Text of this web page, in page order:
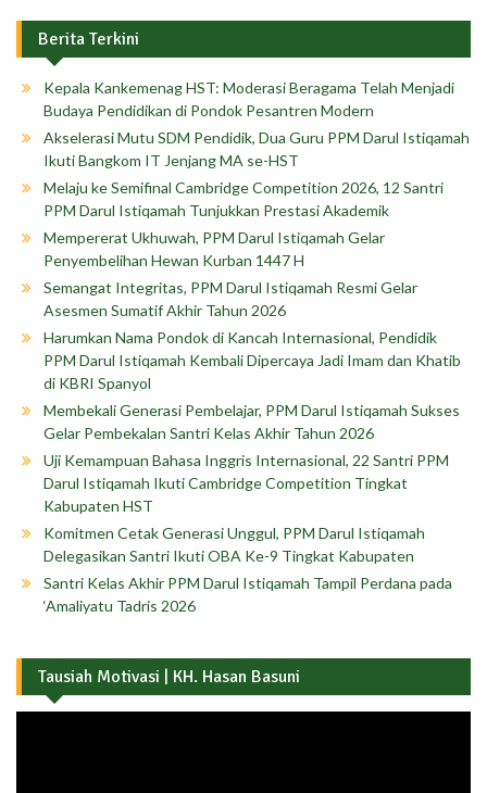
Berita Terkini
Kepala Kankemenag HST: Moderasi Beragama Telah Menjadi
Budaya Pendidikan di Pondok Pesantren Modern
Akselerasi Mutu SDM Pendidik, Dua Guru PPM Darul Istiqamah
Ikuti Bangkom IT Jenjang MA se-HST
Melaju ke Semifinal Cambridge Competition 2026, 12 Santri
PPM Darul Istiqamah Tunjukkan Prestasi Akademik
Mempererat Ukhuwah, PPM Darul Istiqamah Gelar
Penyembelihan Hewan Kurban 1447 H
Semangat Integritas, PPM Darul Istiqamah Resmi Gelar
Asesmen Sumatif Akhir Tahun 2026
Harumkan Nama Pondok di Kancah Internasional, Pendidik
PPM Darul Istiqamah Kembali Dipercaya Jadi Imam dan Khatib
di KBRI Spanyol
Membekali Generasi Pembelajar, PPM Darul Istiqamah Sukses
Gelar Pembekalan Santri Kelas Akhir Tahun 2026
Uji Kemampuan Bahasa Inggris Internasional, 22 Santri PPM
Darul Istiqamah Ikuti Cambridge Competition Tingkat
Kabupaten HST
Komitmen Cetak Generasi Unggul, PPM Darul Istiqamah
Delegasikan Santri Ikuti OBA Ke-9 Tingkat Kabupaten
Santri Kelas Akhir PPM Darul Istiqamah Tampil Perdana pada
‘Amaliyatu Tadris 2026
Tausiah Motivasi | KH. Hasan Basuni